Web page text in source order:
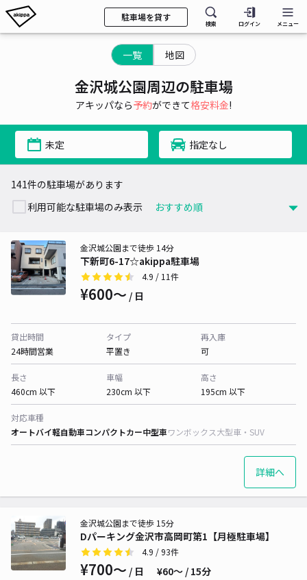
駐車場を貸す
検索 ログイン メニュー
一覧 地図
金沢城公園周辺の駐車場
アキッパなら予約ができて格安料金!
未定 指定なし
141件の駐車場があります
利用可能な駐車場のみ表示
下新町6-17☆akippa駐車場
金沢城公園まで徒歩 14分
4.9 / 11件
¥600〜 / 日
貸出時間
24時間営業
タイプ
平置き
再入庫
可
長さ
460cm 以下
車幅
230cm 以下
高さ
195cm 以下
対応車種
オートバイ軽自動車コンパクトカー中型車ワンボックス大型車・SUV
詳細へ
Dパーキング金沢市高岡町第1【月極駐車場】
金沢城公園まで徒歩 15分
4.9 / 93件
¥700〜 / 日 ¥60〜 / 15分